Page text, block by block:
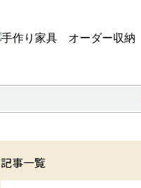
記事一覧